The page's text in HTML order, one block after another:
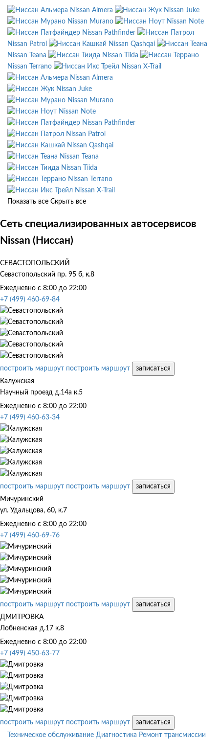
Nissan Almera
Nissan Juke
Nissan Murano
Nissan Note
Nissan Pathfinder
Nissan Patrol
Nissan Qashqai
Nissan Teana
Nissan Tiida
Nissan Terrano
Nissan X-Trail
Nissan Almera
Nissan Juke
Nissan Murano
Nissan Note
Nissan Pathfinder
Nissan Patrol
Nissan Qashqai
Nissan Teana
Nissan Tiida
Nissan Terrano
Nissan X-Trail
Показать все Скрыть все
Сеть специализированных автосервисов
Nissan (Ниссан)
СЕВАСТОПОЛЬСКИЙ
Севастопольский пр. 95 б, к.8
Ежедневно с 8:00 до 22:00
+7 (499) 460-69-84
построить маршрут построить маршрут
записаться
Калужская
Научный проезд д.14а к.5
Ежедневно с 8:00 до 22:00
+7 (499) 460-63-34
построить маршрут построить маршрут
записаться
Мичуринский
ул. Удальцова, 60, к.7
Ежедневно с 8:00 до 22:00
+7 (499) 460-69-76
построить маршрут построить маршрут
записаться
ДМИТРОВКА
Лобненская д.17 к.8
Ежедневно с 8:00 до 22:00
+7 (499) 450-63-77
построить маршрут построить маршрут
записаться
Техническое обслуживание Диагностика Ремонт трансмиссии